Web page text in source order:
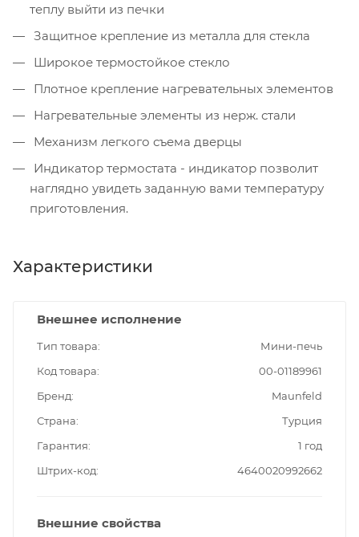
теплу выйти из печки
Защитное крепление из металла для стекла
Широкое термостойкое стекло
Плотное крепление нагревательных элементов
Нагревательные элементы из нерж. стали
Механизм легкого съема дверцы
Индикатор термостата - индикатор позволит
наглядно увидеть заданную вами температуру
приготовления.
Характеристики
Внешнее исполнение
Тип товара
Мини-печь
Код товара
00-01189961
Бренд
Maunfeld
Страна
Турция
Гарантия
1 год
Штрих-код
4640020992662
Внешние свойства